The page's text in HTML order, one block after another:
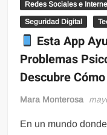
Redes Sociales e
Seguridad Digital
Esta App
Problemas
Descubre
Mara Monterosa
En un mundo